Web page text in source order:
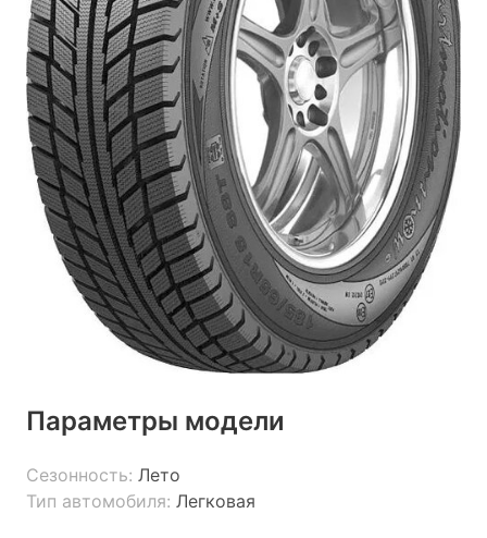
Параметры модели
Сезонность: Лето
Тип автомобиля: Легковая